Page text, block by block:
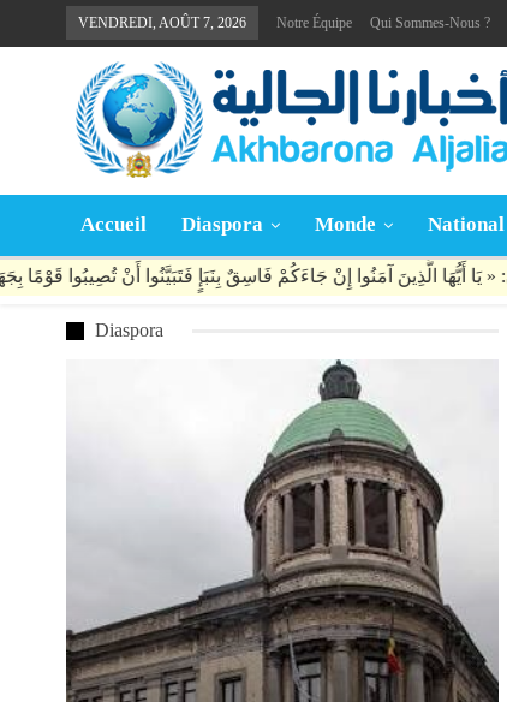
VENDREDI, AOÛT 7, 2026 Notre Équipe Qui Sommes-Nous ?
Accueil Diaspora Monde National
Diaspora